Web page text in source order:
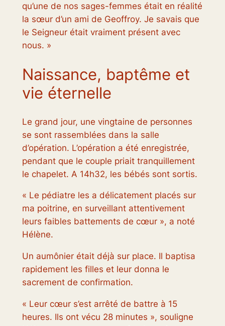
qu’une de nos sages-femmes était en réalité
la sœur d’un ami de Geoffroy. Je savais que
le Seigneur était vraiment présent avec
nous. »
Naissance, baptême et
vie éternelle
Le grand jour, une vingtaine de personnes
se sont rassemblées dans la salle
d’opération. L’opération a été enregistrée,
pendant que le couple priait tranquillement
le chapelet. A 14h32, les bébés sont sortis.
« Le pédiatre les a délicatement placés sur
ma poitrine, en surveillant attentivement
leurs faibles battements de cœur », a noté
Hélène.
Un aumônier était déjà sur place. Il baptisa
rapidement les filles et leur donna le
sacrement de confirmation.
« Leur cœur s’est arrêté de battre à 15
heures. Ils ont vécu 28 minutes », souligne